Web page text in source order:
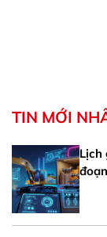
TIN MỚI
Lịch